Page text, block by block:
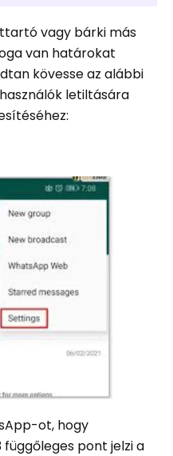
vagy bárki más
van határokat
kövesse az alábbi
letiltására
ot, hogy
függőleges pont jelzi a